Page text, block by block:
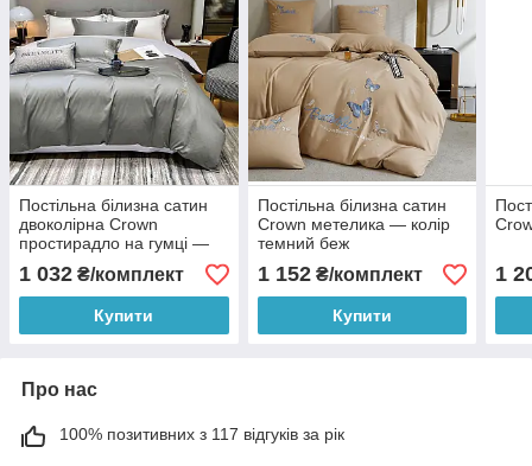
Постільна білизна сатин
двоколірна Crown
простирадло на гумці —
колір сірий зі світло-сірим
закотом
1 032 ₴/комплект
Купити
Постільна білизна сатин
Crown метелика — колір
темний беж
1 152₴/комплект
Купити
1
Про нас
100% позитивних з 117 відгуків за рік